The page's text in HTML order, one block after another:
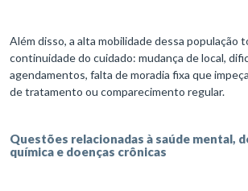
Além disso, a alta mobilidade dessa população
continuidade do cuidado: mudança de local,
agendamentos, falta de moradia fixa que
de tratamento ou comparecimento regular.
Questões relacionadas à saúde mental,
química e doenças crônicas